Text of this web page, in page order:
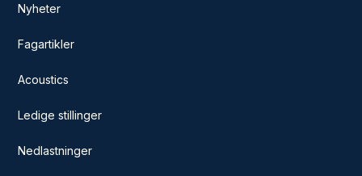
Nyheter
Fagartikler
Acoustics
Ledige stillinger
Nedlastninger